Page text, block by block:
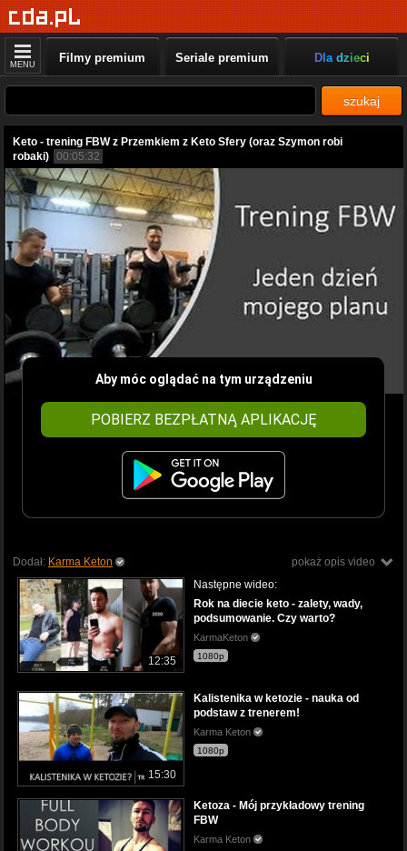
MENU Filmy premium Seriale premium Dla dzieci
szukaj
Keto - trening FBW z Przemkiem z Keto Sfery (oraz Szymon robi
robaki) 00:05:32
Aby móc oglądać na tym urządzeniu
POBIERZ BEZPŁATNĄ APLIKACJĘ
pokaż opis video
Dodał: Karma Keton
12:35
Następne wideo:
Rok na diecie keto - zalety, wady,
podsumowanie. Czy warto?
KarmaKeton
1080p
15:30
Kalistenika w ketozie - nauka od
podstaw z trenerem!
Karma Keton
1080p
Ketoza - Mój przykładowy trening
FBW
Karma Keton